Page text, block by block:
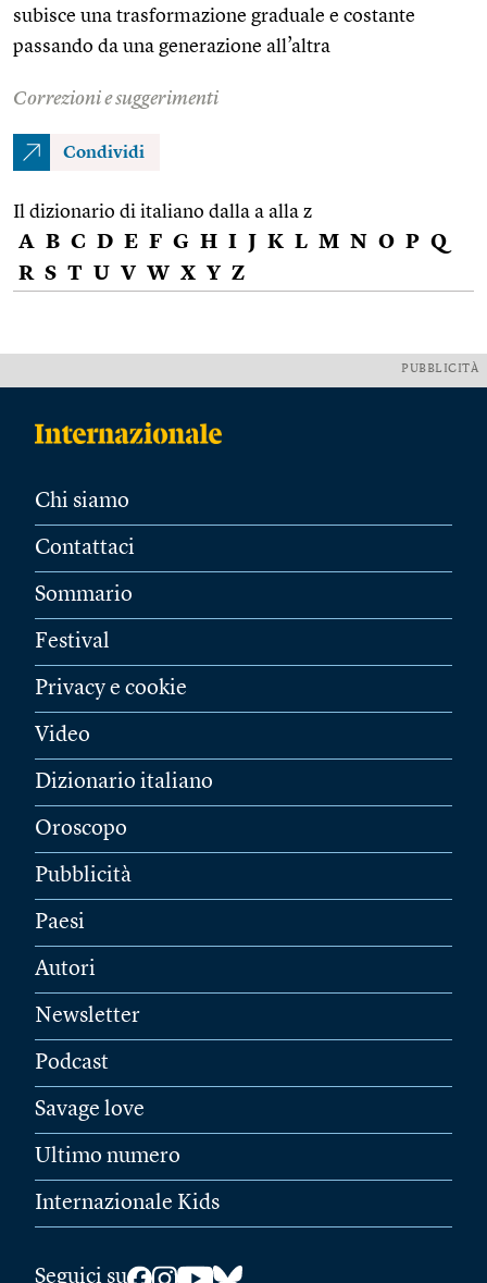
subisce una trasformazione graduale e costante
passando da una generazione all’altra
Correzioni e suggerimenti
Condividi
Il dizionario di italiano dalla a alla z
A B C D E F G H I J K L M N O P Q
R S T U V W X Y Z
PUBBLICITÀ
Chi siamo
Contattaci
Sommario
Festival
Privacy e cookie
Video
Dizionario italiano
Oroscopo
Pubblicità
Paesi
Autori
Newsletter
Podcast
Savage love
Ultimo numero
Internazionale Kids
Seguici su